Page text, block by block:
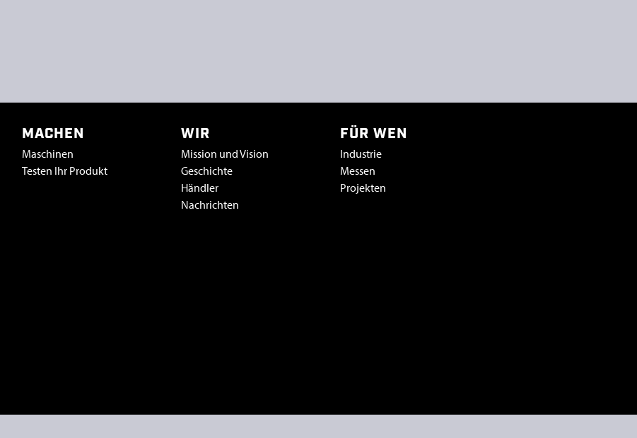
MACHEN
Maschinen
Testen Ihr Produkt
WIR
Mission und Vision
Geschichte
Händler
Nachrichten
FÜR WEN
Industrie
Messen
Projekten